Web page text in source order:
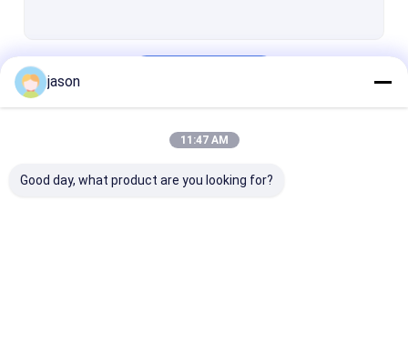
Gevechtssingelband
jason
11:47 AM
Good day, what product are you looking for?